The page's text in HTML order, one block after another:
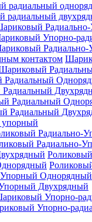
радиальный
радиальный
Упорно-
Радиальный
Радиальный
Радиальный
Радиальный
Радиально-
Радиально-
Однорядный
Двухрядный
Упорно-
Упорно-